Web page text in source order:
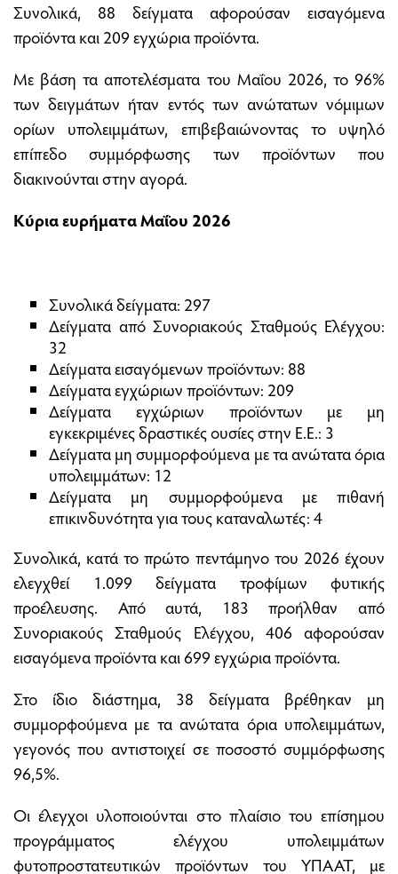
Συνολικά, 88 δείγματα αφορούσαν εισαγόμενα
προϊόντα και 209 εγχώρια προϊόντα.
Με βάση τα αποτελέσματα του Μαΐου 2026, το 96%
των δειγμάτων ήταν εντός των ανώτατων νόμιμων
ορίων υπολειμμάτων, επιβεβαιώνοντας το υψηλό
επίπεδο συμμόρφωσης των προϊόντων που
διακινούνται στην αγορά.
Κύρια ευρήματα Μαΐου 2026
Συνολικά δείγματα: 297
Δείγματα από Συνοριακούς Σταθμούς Ελέγχου:
32
Δείγματα εισαγόμενων προϊόντων: 88
Δείγματα εγχώριων προϊόντων: 209
Δείγματα εγχώριων προϊόντων με μη
εγκεκριμένες δραστικές ουσίες στην Ε.Ε.: 3
Δείγματα μη συμμορφούμενα με τα ανώτατα όρια
υπολειμμάτων: 12
Δείγματα μη συμμορφούμενα με πιθανή
επικινδυνότητα για τους καταναλωτές: 4
Συνολικά, κατά το πρώτο πεντάμηνο του 2026 έχουν
ελεγχθεί 1.099 δείγματα τροφίμων φυτικής
προέλευσης. Από αυτά, 183 προήλθαν από
Συνοριακούς Σταθμούς Ελέγχου, 406 αφορούσαν
εισαγόμενα προϊόντα και 699 εγχώρια προϊόντα.
Στο ίδιο διάστημα, 38 δείγματα βρέθηκαν μη
συμμορφούμενα με τα ανώτατα όρια υπολειμμάτων,
γεγονός που αντιστοιχεί σε ποσοστό συμμόρφωσης
96,5%.
Οι έλεγχοι υλοποιούνται στο πλαίσιο του επίσημου
προγράμματος ελέγχου υπολειμμάτων
φυτοπροστατευτικών προϊόντων του ΥΠΑΑΤ, με